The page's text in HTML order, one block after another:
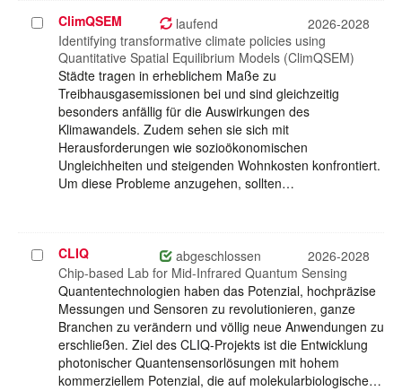
Projekt
auswählen
ClimQSEM laufend
2026-2028
Identifying transformative climate policies using
Quantitative Spatial Equilibrium Models (ClimQSEM)
Städte tragen in erheblichem Maße zu
Treibhausgasemissionen bei und sind gleichzeitig
besonders anfällig für die Auswirkungen des
Klimawandels. Zudem sehen sie sich mit
Herausforderungen wie sozioökonomischen
Ungleichheiten und steigenden Wohnkosten konfrontiert.
Um diese Probleme anzugehen, sollten…
Projekt
auswählen
CLIQ abgeschlossen
2026-2028
Chip-based Lab for Mid-Infrared Quantum Sensing
Quantentechnologien haben das Potenzial, hochpräzise
Messungen und Sensoren zu revolutionieren, ganze
Branchen zu verändern und völlig neue Anwendungen zu
erschließen. Ziel des CLIQ-Projekts ist die Entwicklung
photonischer Quantensensorlösungen mit hohem
kommerziellem Potenzial, die auf molekularbiologische…